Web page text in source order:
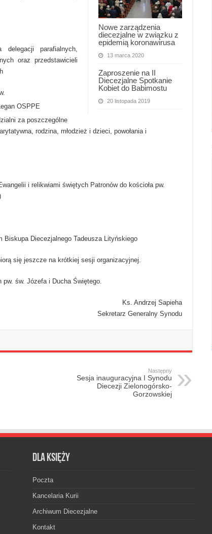
Nowe zarządzenia
diecezjalne w związku z
epidemią koronawirusa
13 marca 2020
Zaproszenie na II
Diecezjalne Spotkanie
Kobiet do Babimostu
20 listopada 2019
parafialnych,
oraz przedstawicieli
OSPPE
za poszczególne
rodzina, młodzież i dzieci, powołania i
i relikwiami świętych Patronów do kościoła pw.
Biskupa Diecezjalnego Tadeusza Lityńskiego
się jeszcze na krótkiej sesji organizacyjnej.
pw. św. Józefa i Ducha Świętego.
Ks. Andrzej Sapieha
Sekretarz Generalny Synodu
Następny
Sesja inauguracyjna I Synodu
Diecezji Zielonogórsko-
Gorzowskiej
Dla księży
Poczta
Kancelaria Kurii
Archiwum Diecezjalne
Kontakt